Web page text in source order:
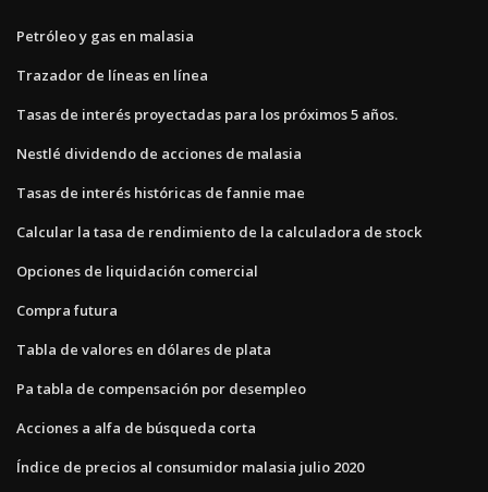
Petróleo y gas en malasia
Trazador de líneas en línea
Tasas de interés proyectadas para los próximos 5 años.
Nestlé dividendo de acciones de malasia
Tasas de interés históricas de fannie mae
Calcular la tasa de rendimiento de la calculadora de stock
Opciones de liquidación comercial
Compra futura
Tabla de valores en dólares de plata
Pa tabla de compensación por desempleo
Acciones a alfa de búsqueda corta
Índice de precios al consumidor malasia julio 2020